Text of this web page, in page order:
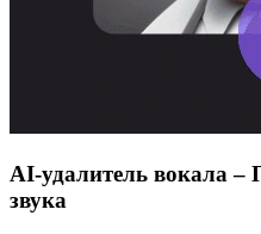
AI-удалитель вокала –
звука